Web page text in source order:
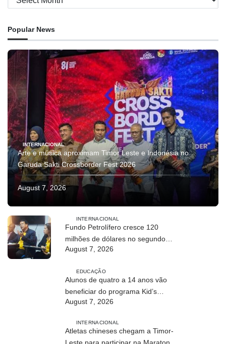
Popular News
INTERNACIONAL
Arte e música aproximam Timor Leste e Indonésia no
Garuda Sakti Crossborder Fest 2026
August 7, 2026
INTERNACIONAL
Fundo Petrolífero cresce 120
milhões de dólares no segundo
trimestre
August 7, 2026
EDUCAÇÃO
Alunos de quatro a 14 anos vão
beneficiar do programa Kid’s
Athletics
August 7, 2026
INTERNACIONAL
Atletas chineses chegam a Timor-